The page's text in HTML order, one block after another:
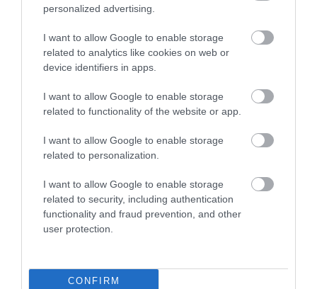
personalized advertising.
I want to allow Google to enable storage
related to analytics like cookies on web or
device identifiers in apps.
I want to allow Google to enable storage
related to functionality of the website or app.
I want to allow Google to enable storage
related to personalization.
I want to allow Google to enable storage
related to security, including authentication
functionality and fraud prevention, and other
user protection.
CONFIRM
KIRÁNDULÁS A
ARBORÉTUMBA
2026-08-04
SZŐLŐ ÉS KOMLÓ
TALÁLKOZÁSA
GYÓGYNÖVÉNYKERTBE ÉS